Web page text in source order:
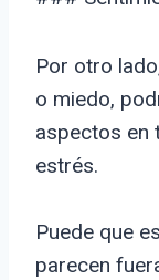
Por otro
o miedo,
aspectos en
estrés.
Puede que
parecen